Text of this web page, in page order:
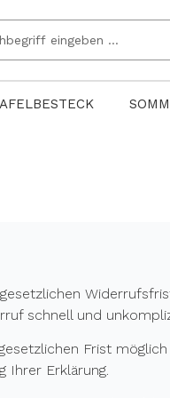
schnell und
Frist
Ihrer Erklärung.